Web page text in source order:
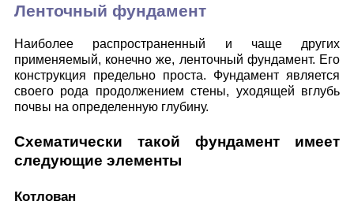
Ленточный фундамент
Наиболее распространенный и чаще других
применяемый, конечно же, ленточный фундамент. Его
конструкция предельно проста. Фундамент является
своего рода продолжением стены, уходящей вглубь
почвы на определенную глубину.
Схематически такой фундамент имеет
следующие элементы
Котлован